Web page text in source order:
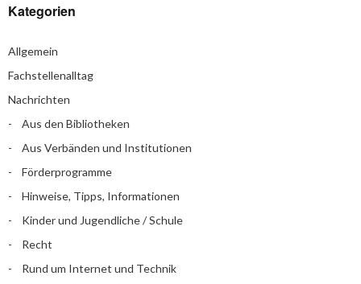
Kategorien
Allgemein
Fachstellenalltag
Nachrichten
Aus den Bibliotheken
Aus Verbänden und Institutionen
Förderprogramme
Hinweise, Tipps, Informationen
Kinder und Jugendliche / Schule
Recht
Rund um Internet und Technik